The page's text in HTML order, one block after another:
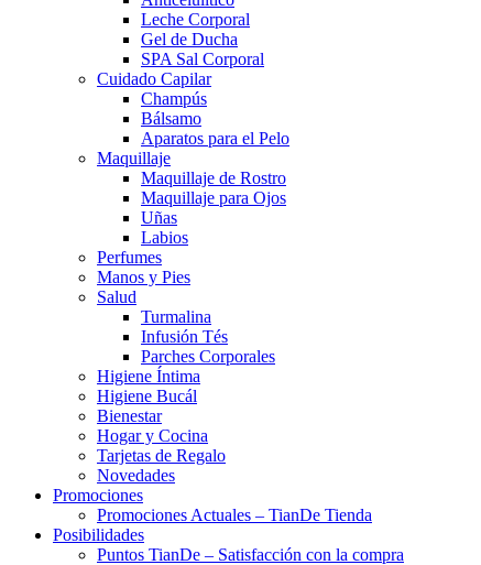
Leche Corporal
Gel de Ducha
SPA Sal Corporal
Cuidado Capilar
Champús
Bálsamo
Aparatos para el Pelo
Maquillaje
Maquillaje de Rostro
Maquillaje para Ojos
Uñas
Labios
Perfumes
Manos y Pies
Salud
Turmalina
Infusión Tés
Parches Corporales
Higiene Íntima
Higiene Bucál
Bienestar
Hogar y Cocina
Tarjetas de Regalo
Novedades
Promociones
Promociones Actuales – TianDe Tienda
Posibilidades
Puntos TianDe – Satisfacción con la compra